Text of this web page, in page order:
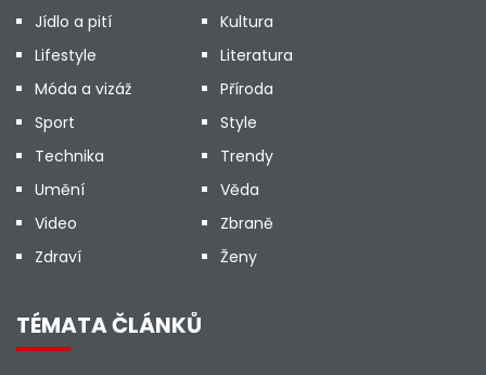
Jídlo a pití
Kultura
Lifestyle
Literatura
Móda a vizáž
Příroda
Sport
Style
Technika
Trendy
Umění
Věda
Video
Zbraně
Zdraví
Ženy
TÉMATA ČLÁNKŮ